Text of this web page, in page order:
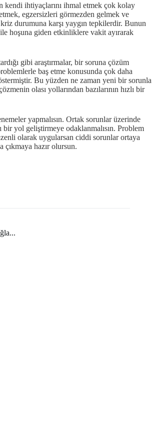
kendi ihtiyaçlarını ihmal etmek çok kolay
egzersizleri görmezden gelmek ve
durumuna karşı yaygın tepkilerdir. Bunun
hoşuna giden etkinliklere vakit ayırarak
gibi araştırmalar, bir soruna çözüm
baş etme konusunda çok daha
Bu yüzden ne zaman yeni bir sorunla
olası yollarından bazılarının hızlı bir
yapmalısın. Ortak sorunlar üzerinde
bir yol geliştirmeye odaklanmalısın. Problem
olarak uygularsan ciddi sorunlar ortaya
çıkmaya hazır olursun.